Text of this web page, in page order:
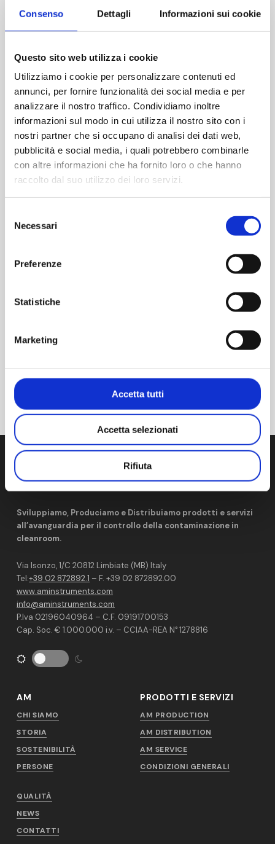
Consenso Dettagli Informazioni sui cookie
Questo sito web utilizza i cookie
Utilizziamo i cookie per personalizzare contenuti ed
annunci, per fornire funzionalità dei social media e per
analizzare il nostro traffico. Condividiamo inoltre
informazioni sul modo in cui utilizza il nostro sito con i
nostri partner che si occupano di analisi dei dati web,
pubblicità e social media, i quali potrebbero combinarle
con altre informazioni che ha fornito loro o che hanno
raccolto dal suo utilizzo dei loro servizi.
delNecessari
Preferenze
Statistiche
Marketing
Accetta tutti
Accetta selezionati
Rifiuta
26 Marzo 2025
https://www.pda.org/global-event-calendar/event-
detail/pdaparenteral-packagingconference-2025
LUOGO
Av. del Higuerón, 48, Fuengirola
FORUM A3P SWISS 3° MEETING ANNUALE NOTA
Sviluppiamo, Produciamo e Distribuiamo prodotti e servizi
all’avanguardia per il controllo della contaminazione in
cleanroom.
Via Isonzo, 1/C 20812 Limbiate (MB) Italy
Tel:+39 02 872892.1 – F. +39 02 872892.00
www.aminstruments.com
info@aminstruments.com
P.Iva 02196040964 – C.F. 09191700153
Cap. Soc. € 1.000.000 i.v. – CCIAA-REA N° 1278816
AM
CHI SIAMO
STORIA
SOSTENIBILITÀ
PERSONE
PRODOTTI E SERVIZI
AM PRODUCTION
AM DISTRIBUTION
AM SERVICE
CONDIZIONI GENERALI
QUALITÀ
NEWS
CONTATTI